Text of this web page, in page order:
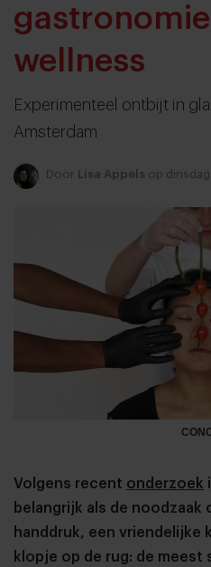
wellness
Experimenteel ontbijt in
Amsterdam
Door Lisa Appels op
Volgens recent onderzoek
belangrijk als de noodzaak
handdruk, een vriendelijke
klopje op de rug: de meest